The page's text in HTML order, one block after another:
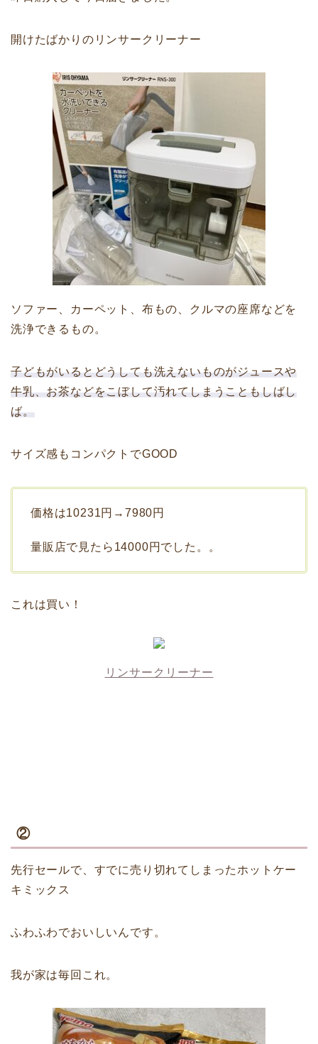
開けたばかりのリンサークリーナー
ソファー、カーペット、布もの、クルマの座席などを
洗浄できるもの。
子どもがいるとどうしても洗えないものがジュースや
牛乳、お茶などをこぼして汚れてしまうこともしばし
ば。
サイズ感もコンパクトでGOOD
価格は10231円→7980円
量販店で見たら14000円でした。。
これは買い！
リンサークリーナー
②
先行セールで、すでに売り切れてしまったホットケー
キミックス
ふわふわでおいしいんです。
我が家は毎回これ。